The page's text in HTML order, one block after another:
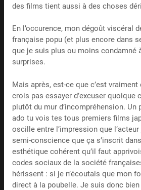
des films tient aussi à des choses
En l’occurence, mon dégoût viscéral
française popu (et plus encore dans
que je suis plus ou moins condamné
surprises.
Mais après, est-ce que c’est
crois pas essayer d’excuser quoique
plutôt du mur d’incompréhension. Un
ado tu vois tes tous premiers films
oscille entre l’impression que
semi-conscience que ça s’inscrit
esthétique cohérent qu’il faut
codes sociaux de la société
hérissent : si je n’écoutais que mon
direct à la poubelle. Je suis donc